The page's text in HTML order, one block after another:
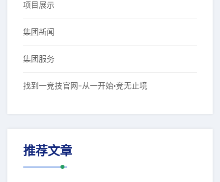
项目展示
集团新闻
集团服务
找到一竞技官网-从一开始·竞无止境
推荐文章